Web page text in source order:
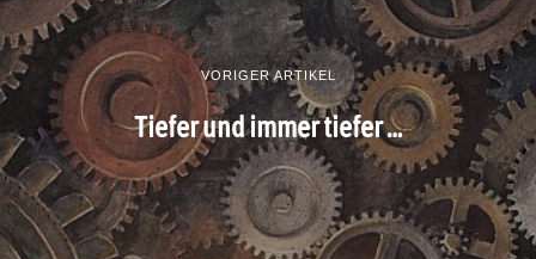
VORIGER ARTIKEL
Tiefer und immer tiefer …